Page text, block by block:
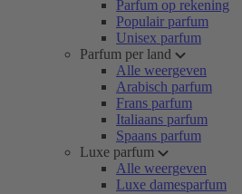
Parfum op rekening
Populair parfum
Unisex parfum
Parfum per land
Alle weergeven
Arabisch parfum
Frans parfum
Italiaans parfum
Spaans parfum
Luxe parfum
Alle weergeven
Luxe damesparfum